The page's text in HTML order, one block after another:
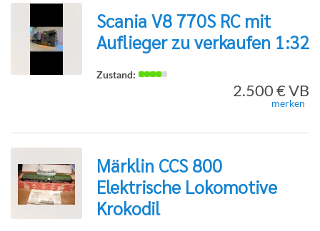
Scania V8 770S RC mit
Auflieger zu verkaufen 1:32
2.500 € VB
merken
Märklin CCS 800
Elektrische Lokomotive
Krokodil